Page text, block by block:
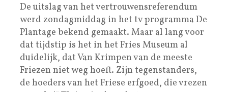
De uitslag van het vertrouwensreferendum
werd zondagmiddag in het tv programma De
Plantage bekend gemaakt. Maar al lang voor
dat tijdstip is het in het Fries Museum al
duidelijk, dat Van Krimpen van de meeste
Friezen niet weg hoeft. Zijn tegenstanders,
de hoeders van het Friese erfgoed, die vrezen